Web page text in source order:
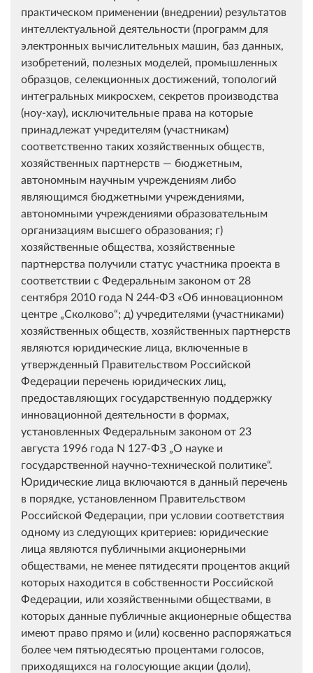
практическом применении (внедрении) результатов
интеллектуальной деятельности (программ для
электронных вычислительных машин, баз данных,
изобретений, полезных моделей, промышленных
образцов, селекционных достижений, топологий
интегральных микросхем, секретов производства
(ноу-хау), исключительные права на которые
принадлежат учредителям (участникам)
соответственно таких хозяйственных обществ,
хозяйственных партнерств — бюджетным,
автономным научным учреждениям либо
являющимся бюджетными учреждениями,
автономными учреждениями образовательным
организациям высшего образования; г)
хозяйственные общества, хозяйственные
партнерства получили статус участника проекта в
соответствии с Федеральным законом от 28
сентября 2010 года N 244-ФЗ «Об инновационном
центре „Сколково“; д) учредителями (участниками)
хозяйственных обществ, хозяйственных партнерств
являются юридические лица, включенные в
утвержденный Правительством Российской
Федерации перечень юридических лиц,
предоставляющих государственную поддержку
инновационной деятельности в формах,
установленных Федеральным законом от 23
августа 1996 года N 127-ФЗ „О науке и
государственной научно-технической политике“.
Юридические лица включаются в данный перечень
в порядке, установленном Правительством
Российской Федерации, при условии соответствия
одному из следующих критериев: юридические
лица являются публичными акционерными
обществами, не менее пятидесяти процентов акций
которых находится в собственности Российской
Федерации, или хозяйственными обществами, в
которых данные публичные акционерные общества
имеют право прямо и (или) косвенно распоряжаться
более чем пятьюдесятью процентами голосов,
приходящихся на голосующие акции (доли),